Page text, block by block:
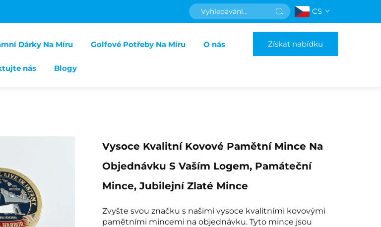
CS
Dárky Na Míru Golfové Potřeby Na Míru O nás
nás Blogy
Získat nabídku
Vysoce Kvalitní Kovové Pamětní Mince Na
Objednávku S Vaším Logem, Památeční
Mince, Jubilejní Zlaté Mince
Zvyšte svou značku s našimi vysoce kvalitními kovovými
pamětními mincemi na objednávku. Tyto mince jsou